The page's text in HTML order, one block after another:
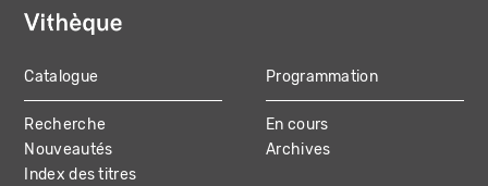
MAIN
NAVIGATION
Catalogue
Recherche
Nouveautés
Index des titres
Programmation
En cours
Archives